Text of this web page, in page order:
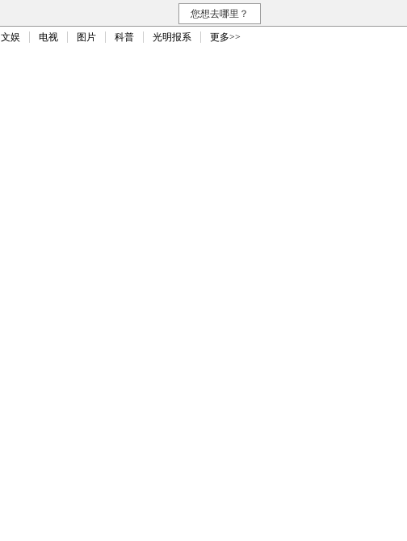
您想去哪里？
文娱 电视 图片 科普 光明报系 更多>>